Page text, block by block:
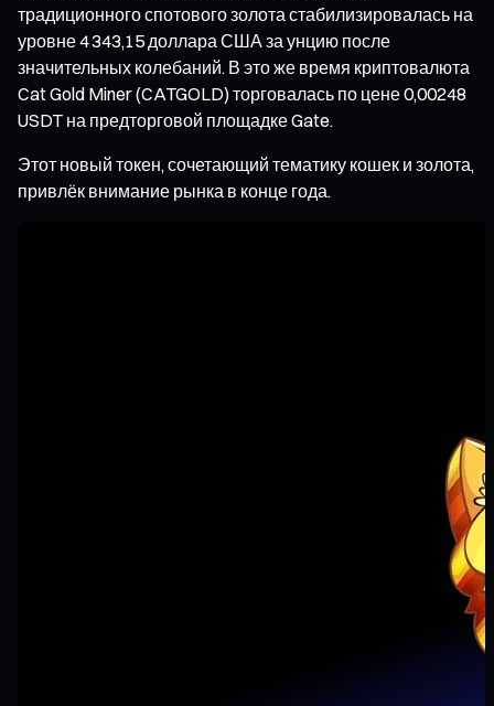
традиционного спотового золота стабилизировалась на
уровне 4 343,15 доллара США за унцию после
значительных колебаний. В это же время криптовалюта
Cat Gold Miner (CATGOLD) торговалась по цене 0,00248
USDT на предторговой площадке Gate.
Этот новый токен, сочетающий тематику кошек и золота,
привлёк внимание рынка в конце года.